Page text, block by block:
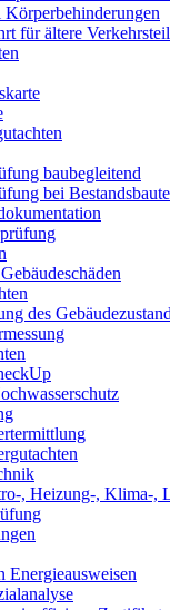
Körperbehinderungen
für ältere
baubegleitend
bei
des
, Heizung-, Klima-,
Energieausweisen